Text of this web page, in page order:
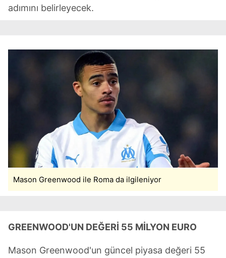
adımını belirleyecek.
Mason Greenwood ile Roma da ilgileniyor
GREENWOOD'UN DEĞERİ 55 MİLYON EURO
Mason Greenwood'un güncel piyasa değeri 55